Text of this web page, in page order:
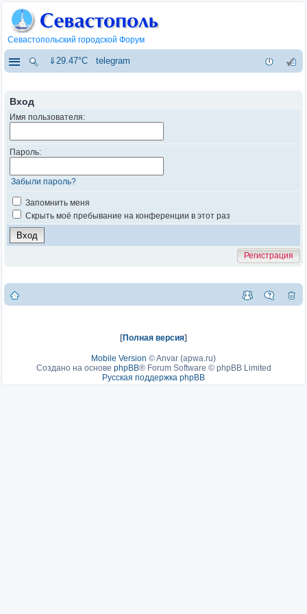
Севастопольский городской Форум
⇓29.47°C telegram
Вход
Имя пользователя:
Пароль:
Забыли пароль?
Запомнить меня
Скрыть моё пребывание на конференции в этот раз
Регистрация
[Полная версия]
Mobile Version ©Anvar (apwa.ru)
Создано на основе phpBB® Forum Software © phpBB Limited
Русская поддержка phpBB